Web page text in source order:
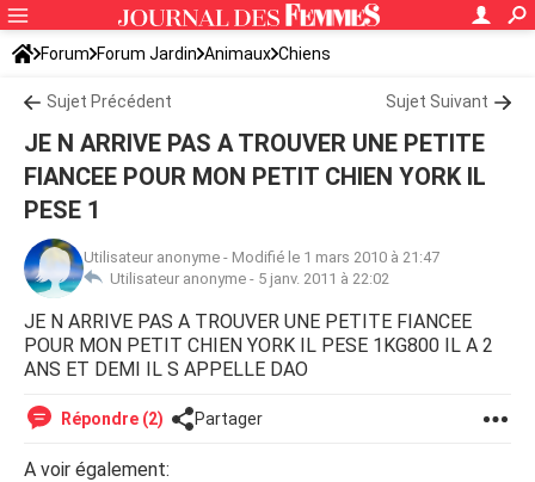
Forum Forum Jardin Animaux Chiens
Sujet Précédent Sujet Suivant
JE N ARRIVE PAS A TROUVER UNE PETITE
FIANCEE POUR MON PETIT CHIEN YORK IL
PESE 1
Utilisateur anonyme - Modifié le 1 mars 2010 à 21:47
Utilisateur anonyme - 5 janv. 2011 à 22:02
JE N ARRIVE PAS A TROUVER UNE PETITE FIANCEE
POUR MON PETIT CHIEN YORK IL PESE 1KG800 IL A 2
ANS ET DEMI IL S APPELLE DAO
Répondre (2) Partager
A voir également: